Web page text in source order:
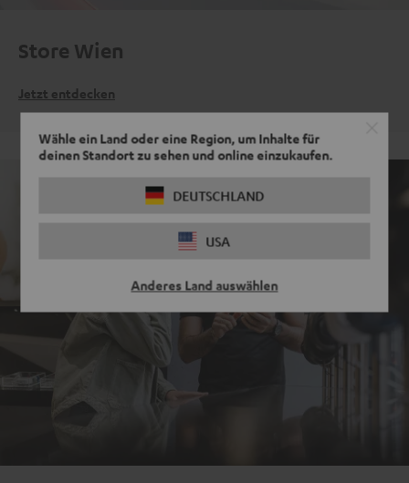
Wähle ein Land oder eine Region, um Inhalte für
deinen Standort zu sehen und online einzukaufen.
DEUTSCHLAND
USA
Anderes Land auswählen
Store Wien
Jetzt entdecken